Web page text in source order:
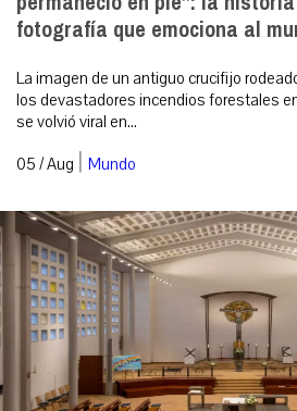
fotografía que emociona al
La imagen de un antiguo crucifijo
los devastadores incendios forestales
se volvió viral en...
05 / Aug | Mundo